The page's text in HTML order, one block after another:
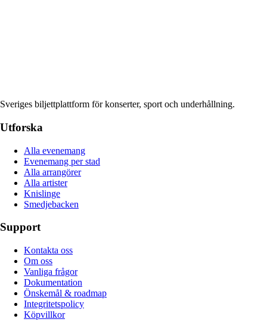
Sveriges biljettplattform för konserter, sport och underhållning.
Utforska
Alla evenemang
Evenemang per stad
Alla arrangörer
Alla artister
Knislinge
Smedjebacken
Support
Kontakta oss
Om oss
Vanliga frågor
Dokumentation
Önskemål & roadmap
Integritetspolicy
Köpvillkor